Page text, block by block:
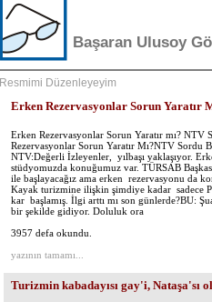
Başaran Ulusoy
Resmimi Düzenleyeyim
Erken Rezervasyonlar Sorun Yaratır
Erken Rezervasyonlar Sorun Yaratır mı?
Rezervasyonlar Sorun Yaratır Mı?NTV Sordu
NTV:Değerli İzleyenler, yılbaşı yaklaşıyor.
stüdyomuzda konuğumuz var. TÜRSAB
ile başlayacağız ama erken rezervasyonu da
Kayak turizmine ilişkin şimdiye kadar sadece
kar başlamış. İlgi arttı mı son günlerde?BU:
bir şekilde gidiyor. Doluluk ora
3957 defa okundu.
yazının tamamı...
Turizmin kabadayısı gay'i, Nataşa'sı